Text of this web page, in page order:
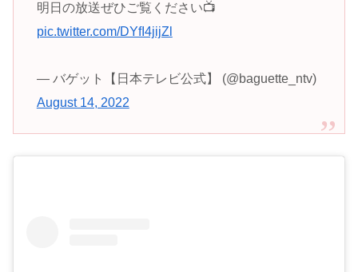
明日の放送ぜひご覧ください📺
pic.twitter.com/DYfI4jijZl
— バゲット【日本テレビ公式】 (@baguette_ntv)
August 14, 2022